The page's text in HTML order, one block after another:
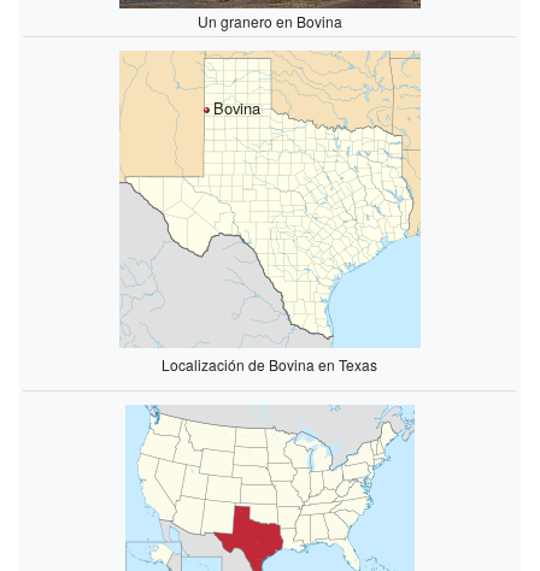
Un granero en Bovina
Bovina
Localización de Bovina en Texas